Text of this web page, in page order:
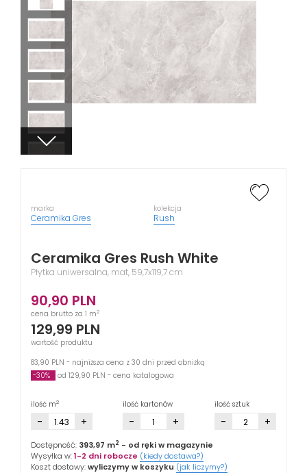
marka
Ceramika Gres
kolekcja
Rush
Ceramika Gres Rush White
Płytka uniwersalna, mat, 59,7x119,7 cm
90,90 PLN
cena brutto za 1 m2
129,99 PLN
wartość produktu
83,90 PLN - najniższa cena z 30 dni przed obniżką
-30%
od 129,90 PLN - cena katalogowa
ilość m2
- +
ilość kartonów
- +
ilość sztuk
- +
Dostępność: 393,97 m2 - od ręki w magazynie
Wysyłka w:1-2 dni robocze (kiedy dostawa?)
Koszt dostawy:wyliczymy w koszyku (jak liczymy?)